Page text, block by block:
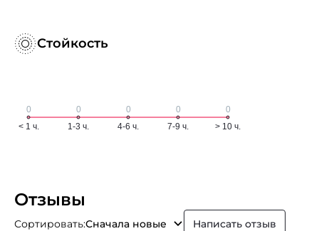
Стойкость
Отзывы
Сортировать:Сначала новые Написать отзыв